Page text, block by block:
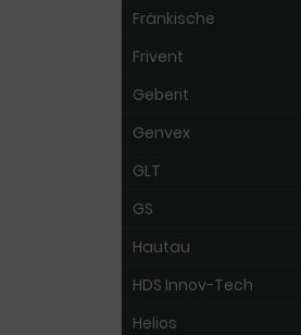
Fränkische
Frivent
Geberit
Genvex
GLT
GS
Hautau
HDS Innov-Tech
Helios